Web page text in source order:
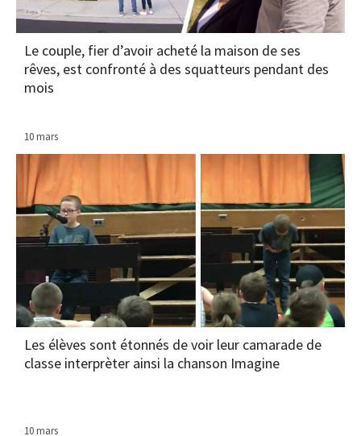
Le couple, fier d’avoir acheté la maison de ses
rêves, est confronté à des squatteurs pendant des
mois
10 mars
Les élèves sont étonnés de voir leur camarade de
classe interprèter ainsi la chanson Imagine
10 mars